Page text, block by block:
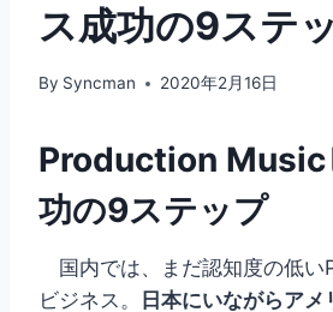
ス成功の9ステ
By Syncman 2020年2月16日
Production Music
功の9ステップ
国内では、まだ認知度の低
ビジネス。
日本にいながらア